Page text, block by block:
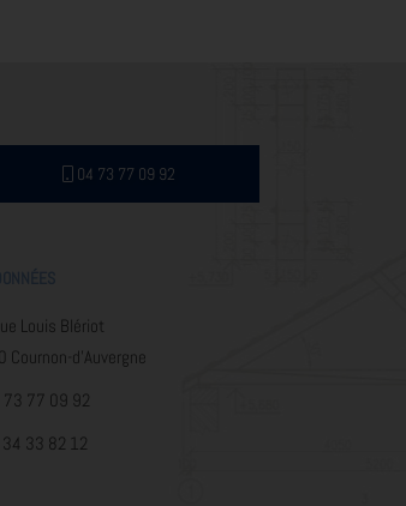
04 73 77 09 92
Louis Blériot
Cournon-d'Auvergne
73 77 09 92
33 82 12